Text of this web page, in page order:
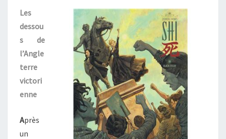
T.01
–
« BLACK
FRIDAY »
Les
dessou
s de
l’Angle
terre
victori
enne
Après
un